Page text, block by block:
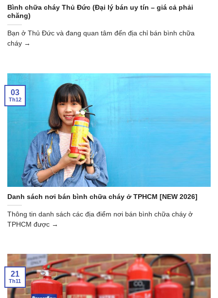
Bình chữa cháy Thủ Đức (Đại lý bán uy tín – giá cả phải
chăng)
Bạn ở Thủ Đức và đang quan tâm đến địa chỉ bán bình chữa
cháy →
Danh sách nơi bán bình chữa cháy ở TPHCM [NEW 2026]
Thông tin danh sách các địa điểm nơi bán bình chữa cháy ở
TPHCM được →
03
Th12
21
Th11